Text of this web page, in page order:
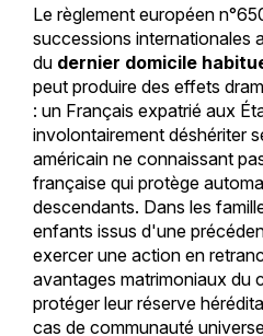
Le règlement européen
successions internationales
du dernier domicile
peut produire des effets
: un Français expatrié aux
involontairement déshériter
américain ne connaissant
française qui protège
descendants. Dans les
enfants issus d'une
exercer une action en
avantages matrimoniaux du
protéger leur réserve
cas de communauté